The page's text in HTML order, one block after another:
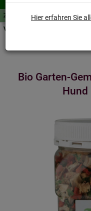
Zutaten A-Z Futterwissen
Verkäufer vor Ort
Bio Garten-
Hund
Hier erfahren Sie